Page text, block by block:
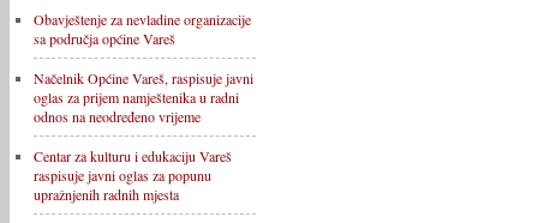
Obavještenje za nevladine organizacije
sa područja općine Vareš
Načelnik Općine Vareš, raspisuje javni
oglas za prijem namještenika u radni
odnos na neodređeno vrijeme
Centar za kulturu i edukaciju Vareš
raspisuje javni oglas za popunu
upražnjenih radnih mjesta